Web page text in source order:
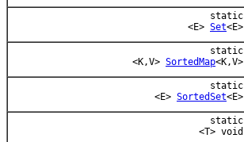
static
<E> Set<E>
static
<K,V> SortedMap<K,V>
static
<E> SortedSet<E>
static
<T> void